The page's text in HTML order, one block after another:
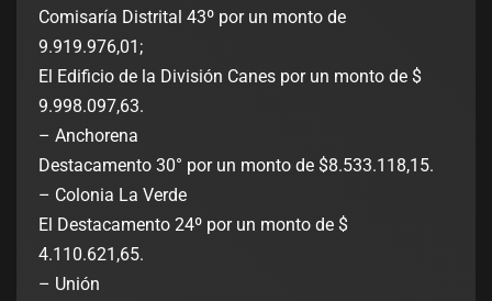
Comisaría Distrital 43º por un monto de
9.919.976,01;
El Edificio de la División Canes por un monto de $
9.998.097,63.
– Anchorena
Destacamento 30° por un monto de $8.533.118,15.
– Colonia La Verde
El Destacamento 24º por un monto de $
4.110.621,65.
– Unión